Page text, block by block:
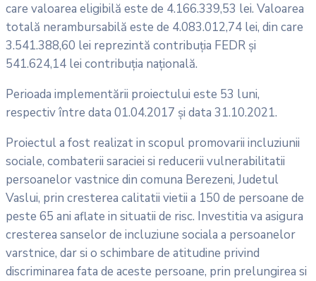
care valoarea eligibilă este de 4.166.339,53 lei. Valoarea
totală nerambursabilă este de 4.083.012,74 lei, din care
3.541.388,60 lei reprezintă contribuţia FEDR și
541.624,14 lei contribuția națională.
Perioada implementării proiectului este 53 luni,
respectiv între data 01.04.2017 şi data 31.10.2021.
Proiectul a fost realizat in scopul promovarii incluziunii
sociale, combaterii saraciei si reducerii vulnerabilitatii
persoanelor vastnice din comuna Berezeni, Judetul
Vaslui, prin cresterea calitatii vietii a 150 de persoane de
peste 65 ani aflate in situatii de risc. Investitia va asigura
cresterea sanselor de incluziune sociala a persoanelor
varstnice, dar si o schimbare de atitudine privind
discriminarea fata de aceste persoane, prin prelungirea si